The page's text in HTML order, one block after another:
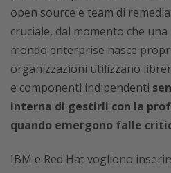
open source e team di
cruciale, dal momento che
mondo enterprise nasce
organizzazioni utilizzano
e componenti indipendenti
interna di gestirli con la
quando emergono falle
IBM e Red Hat vogliono